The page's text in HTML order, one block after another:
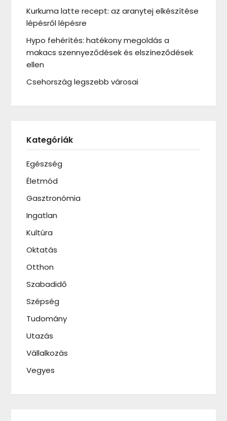
Kurkuma latte recept: az aranytej elkészítése
lépésről lépésre
Hypo fehérítés: hatékony megoldás a
makacs szennyeződések és elszíneződések
ellen
Csehország legszebb városai
Kategóriák
Egészség
Életmód
Gasztronómia
Ingatlan
Kultúra
Oktatás
Otthon
Szabadidő
Szépség
Tudomány
Utazás
Vállalkozás
Vegyes